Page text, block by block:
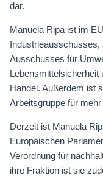
dar.
Manuela Ripa ist im
Ausschusses für
Handel. Außerdem ist
Arbeitsgruppe für
Derzeit ist Manuela
Europäischen
Verordnung für
ihre Fraktion ist sie